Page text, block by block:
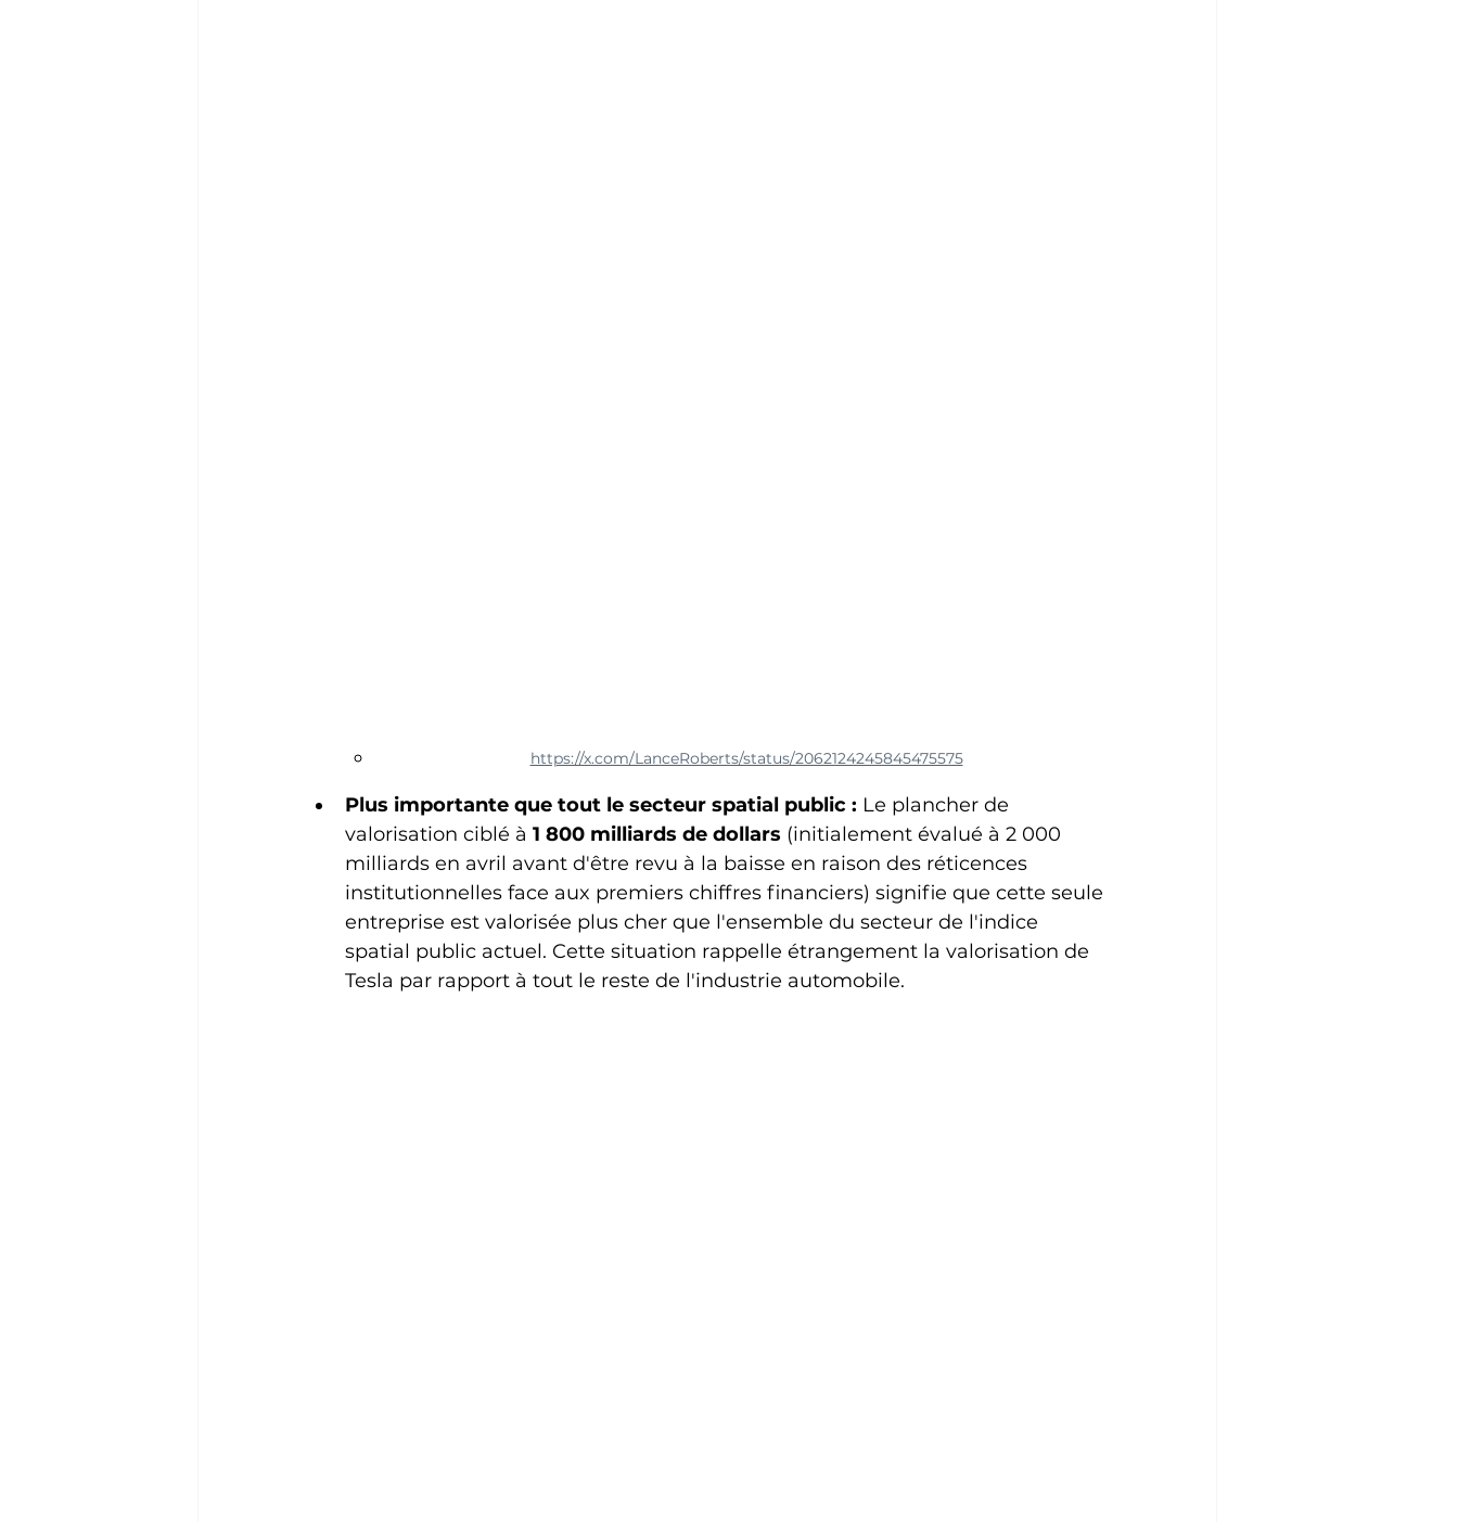
https://x.com/LanceRoberts/status/2062124245845475575
Plus importante que tout le secteur spatial public : Le plancher de
valorisation ciblé à 1 800 milliards de dollars (initialement évalué à 2 000
milliards en avril avant d'être revu à la baisse en raison des réticences
institutionnelles face aux premiers chiffres financiers) signifie que cette seule
entreprise est valorisée plus cher que l'ensemble du secteur de l'indice
spatial public actuel. Cette situation rappelle étrangement la valorisation de
Tesla par rapport à tout le reste de l'industrie automobile.